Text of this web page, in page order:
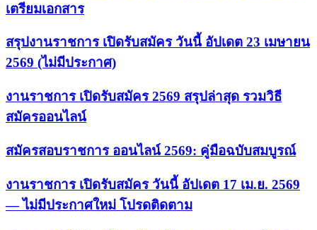
เตรียมเอกสาร
สรุปงานราชการ เปิดรับสมัคร วันนี้ อัปเดต 23 เมษายน
2569 (ไม่มีประกาศ)
งานราชการ เปิดรับสมัคร 2569 สรุปล่าสุด รวมวิธี
สมัครออนไลน์
สมัครสอบราชการ ออนไลน์ 2569: คู่มือฉบับสมบูรณ์
งานราชการ เปิดรับสมัคร วันนี้ อัปเดต 17 เม.ย. 2569
— ไม่มีประกาศใหม่ โปรดติดตาม